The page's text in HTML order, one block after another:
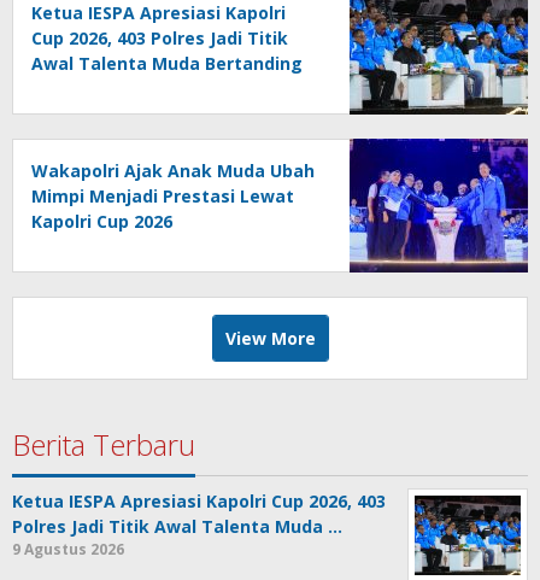
Ketua IESPA Apresiasi Kapolri
Cup 2026, 403 Polres Jadi Titik
Awal Talenta Muda Bertanding
Wakapolri Ajak Anak Muda Ubah
Mimpi Menjadi Prestasi Lewat
Kapolri Cup 2026
View More
Berita Terbaru
Ketua IESPA Apresiasi Kapolri Cup 2026, 403
Polres Jadi Titik Awal Talenta Muda …
9 Agustus 2026